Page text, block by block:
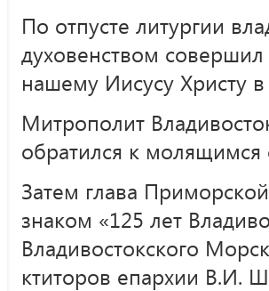
По отпусте литургии
духовенством
нашему Иисусу Христу в
Митрополит
обратился к молящимся
Затем глава
знаком «125 лет
Владивостокского
ктиторов епархии В.И.